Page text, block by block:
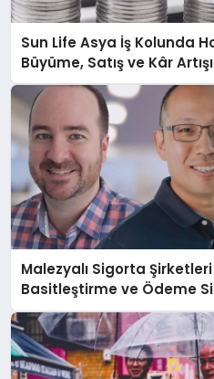
Sun Life Asya İş Kolunda
Büyüme, Satış ve Kâr Artışı
Malezyalı Sigorta
Basitleştirme ve Ödeme
Etme Baskısı Altında